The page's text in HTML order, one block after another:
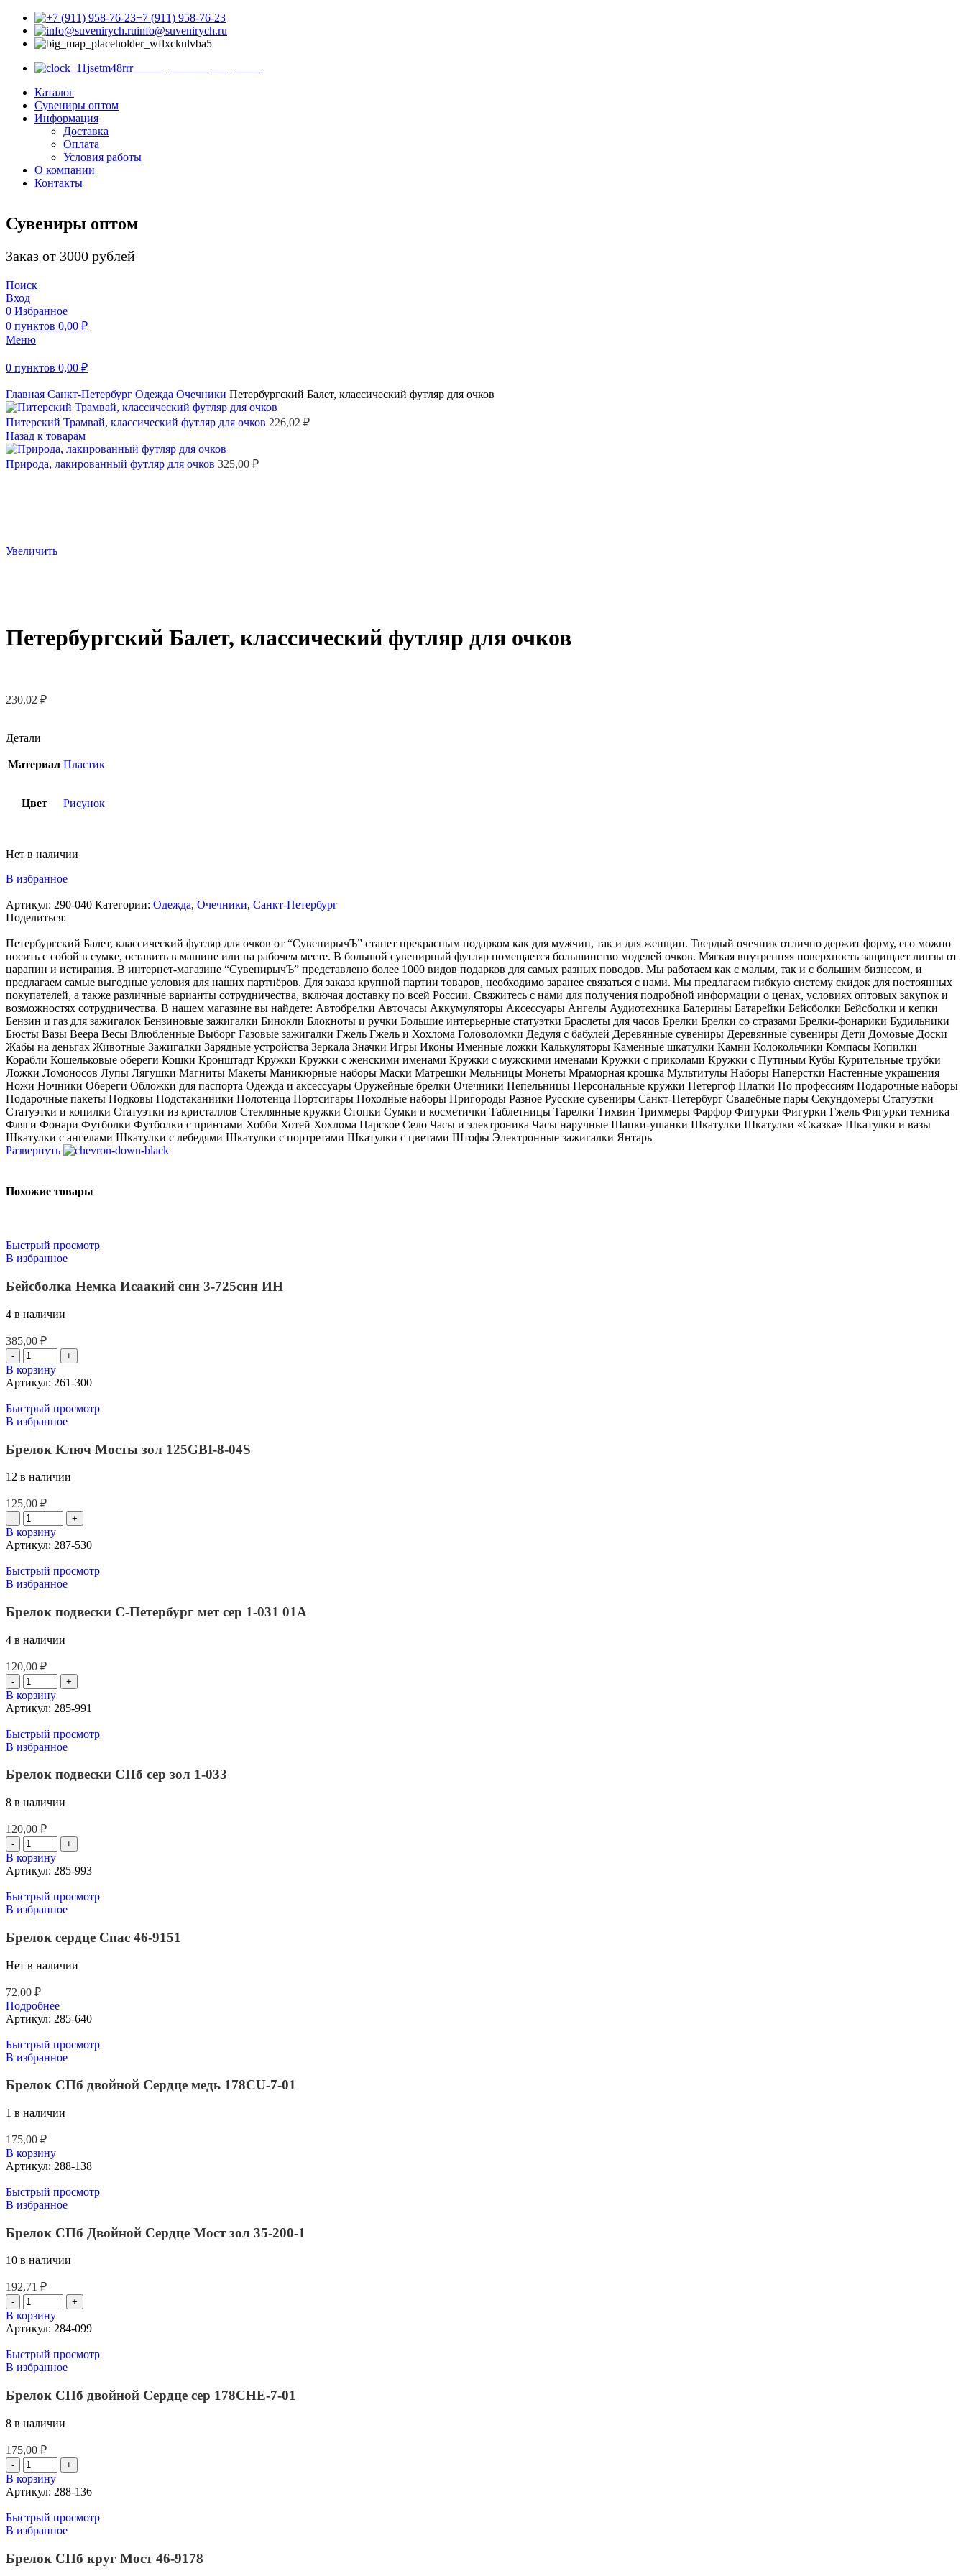
+7 (911) 958-76-23
info@suvenirych.ru
с 9.00 до 18.00 (ежедневно)
Каталог
Сувениры оптом
Информация
Доставка
Оплата
Условия работы
О компании
Контакты
Сувениры оптом
Заказ от 3000 рублей
Поиск
Вход
0 Избранное
0 пунктов 0,00 ₽
Меню
0 пунктов 0,00 ₽
Главная Санкт-Петербург Одежда Очечники Петербургский Балет, классический футляр для очков
Питерский Трамвай, классический футляр для очков 226,02 ₽
Назад к товарам
Природа, лакированный футляр для очков 325,00 ₽
Увеличить
Петербургский Балет, классический футляр для очков
230,02 ₽
Детали
Материал Пластик
Цвет Рисунок
Нет в наличии
В избранное
Артикул: 290-040 Категории: Одежда, Очечники, Санкт-Петербург
Поделиться:
Петербургский Балет, классический футляр для очков от “СувенирычЪ” станет прекрасным подарком как для мужчин, так и для женщин. Твердый очечник отлично держит форму, его можно
носить с собой в сумке, оставить в машине или на рабочем месте. В большой сувенирный футляр помещается большинство моделей очков. Мягкая внутренняя поверхность защищает линзы от
царапин и истирания. В интернет-магазине “СувенирычЪ” представлено более 1000 видов подарков для самых разных поводов. Мы работаем как с малым, так и с большим бизнесом, и
предлагаем самые выгодные условия для наших партнёров. Для заказа крупной партии товаров, необходимо заранее связаться с нами. Мы предлагаем гибкую систему скидок для постоянных
покупателей, а также различные варианты сотрудничества, включая доставку по всей России. Свяжитесь с нами для получения подробной информации о ценах, условиях оптовых закупок и
возможностях сотрудничества. В нашем магазине вы найдете: Автобрелки Авточасы Аккумуляторы Аксессуары Ангелы Аудиотехника Балерины Батарейки Бейсболки Бейсболки и кепки
Бензин и газ для зажигалок Бензиновые зажигалки Бинокли Блокноты и ручки Большие интерьерные статуэтки Браслеты для часов Брелки Брелки со стразами Брелки-фонарики Будильники
Бюсты Вазы Веера Весы Влюбленные Выборг Газовые зажигалки Гжель Гжель и Хохлома Головоломки Дедуля с бабулей Деревянные сувениры Деревянные сувениры Дети Домовые Доски
Жабы на деньгах Животные Зажигалки Зарядные устройства Зеркала Значки Игры Иконы Именные ложки Калькуляторы Каменные шкатулки Камни Колокольчики Компасы Копилки
Корабли Кошельковые обереги Кошки Кронштадт Кружки Кружки с женскими именами Кружки с мужскими именами Кружки с приколами Кружки с Путиным Кубы Курительные трубки
Ложки Ломоносов Лупы Лягушки Магниты Макеты Маникюрные наборы Маски Матрешки Мельницы Монеты Мраморная крошка Мультитулы Наборы Наперстки Настенные украшения
Ножи Ночники Обереги Обложки для паспорта Одежда и аксессуары Оружейные брелки Очечники Пепельницы Персональные кружки Петергоф Платки По профессиям Подарочные наборы
Подарочные пакеты Подковы Подстаканники Полотенца Портсигары Походные наборы Пригороды Разное Русские сувениры Санкт-Петербург Свадебные пары Секундомеры Статуэтки
Статуэтки и копилки Статуэтки из кристаллов Стеклянные кружки Стопки Сумки и косметички Таблетницы Тарелки Тихвин Триммеры Фарфор Фигурки Фигурки Гжель Фигурки техника
Фляги Фонари Футболки Футболки с принтами Хобби Хотей Хохлома Царское Село Часы и электроника Часы наручные Шапки-ушанки Шкатулки Шкатулки «Сказка» Шкатулки и вазы
Шкатулки с ангелами Шкатулки с лебедями Шкатулки с портретами Шкатулки с цветами Штофы Электронные зажигалки Янтарь
Развернуть
Похожие товары
Быстрый просмотр
В избранное
Бейсболка Немка Исаакий син 3-725син ИН
4 в наличии
385,00 ₽
В корзину
Артикул: 261-300
Быстрый просмотр
В избранное
Брелок Ключ Мосты зол 125GBI-8-04S
12 в наличии
125,00 ₽
В корзину
Артикул: 287-530
Быстрый просмотр
В избранное
Брелок подвески С-Петербург мет сер 1-031 01А
4 в наличии
120,00 ₽
В корзину
Артикул: 285-991
Быстрый просмотр
В избранное
Брелок подвески СПб сер зол 1-033
8 в наличии
120,00 ₽
В корзину
Артикул: 285-993
Быстрый просмотр
В избранное
Брелок сердце Спас 46-9151
Нет в наличии
72,00 ₽
Подробнее
Артикул: 285-640
Быстрый просмотр
В избранное
Брелок СПб двойной Сердце медь 178CU-7-01
1 в наличии
175,00 ₽
В корзину
Артикул: 288-138
Быстрый просмотр
В избранное
Брелок СПб Двойной Сердце Мост зол 35-200-1
10 в наличии
192,71 ₽
В корзину
Артикул: 284-099
Быстрый просмотр
В избранное
Брелок СПб двойной Сердце сер 178CHE-7-01
8 в наличии
175,00 ₽
В корзину
Артикул: 288-136
Быстрый просмотр
В избранное
Брелок СПб круг Мост 46-9178